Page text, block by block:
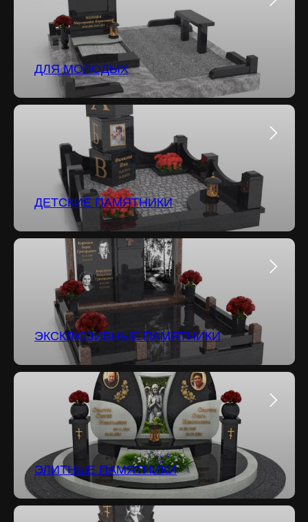
ДЛЯ МОЛОДЫХ
ДЕТСКИЕ ПАМЯТНИКИ
ЭКСКЛЮЗИВНЫЕ ПАМЯТНИКИ
ЭЛИТНЫЕ ПАМЯТНИКИ